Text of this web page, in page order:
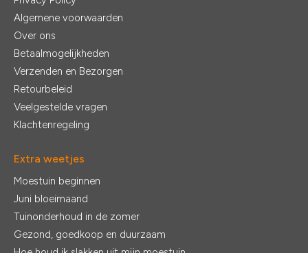
Algemene voorwaarden
Over ons
Betaalmogelijkheden
Verzenden en Bezorgen
Retourbeleid
Veelgestelde vragen
Klachtenregeling
Extra weetjes
Moestuin beginnen
Juni bloeimaand
Tuinonderhoud in de zomer
Gezond, goedkoop en duurzaam